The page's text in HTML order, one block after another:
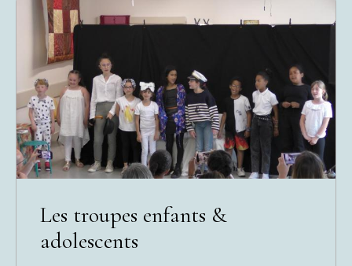
Les troupes enfants &
adolescents